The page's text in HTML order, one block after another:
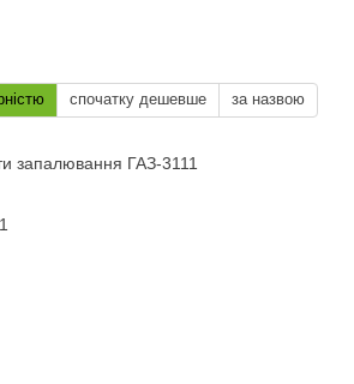
спочатку дешевше за назвою
запалювання ГАЗ-3111